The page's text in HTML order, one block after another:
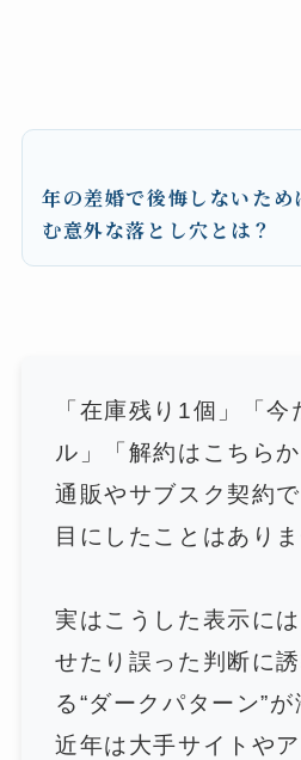
年の差婚で後悔しないた
む意外な落とし穴とは？
「在庫残り1個」「
ル」「解約はこちら
通販やサブスク契約
目にしたことはありま
実はこうした表示に
せたり誤った判断に
る“ダークパターン”が
近年は大手サイトや